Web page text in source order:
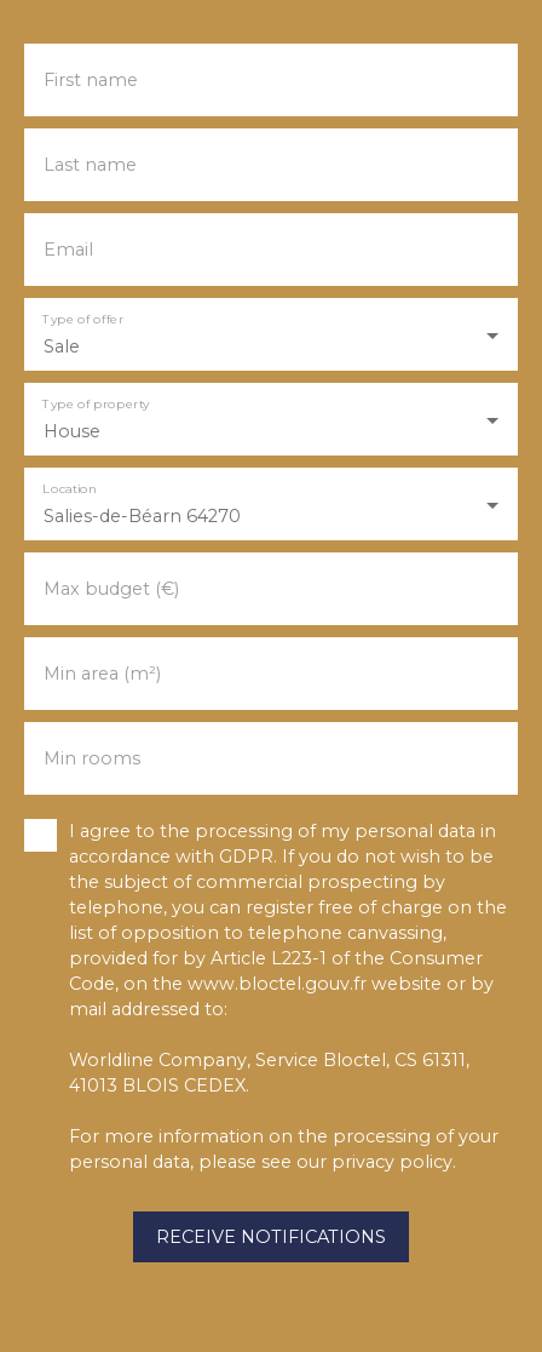
First name
Last name
Email
Sale
Type of offer
House
Type of property
Salies-de-Béarn 64270
Location
Max budget (€)
Min area (m²)
Min rooms
I agree to the processing of my personal data in
accordance with GDPR. If you do not wish to be
the subject of commercial prospecting by
telephone, you can register free of charge on the
list of opposition to telephone canvassing,
provided for by Article L223-1 of the Consumer
Code, on the www.bloctel.gouv.fr website or by
mail addressed to:
Worldline Company, Service Bloctel, CS 61311,
41013 BLOIS CEDEX.
For more information on the processing of your
personal data, please see our privacy policy.
RECEIVE NOTIFICATIONS